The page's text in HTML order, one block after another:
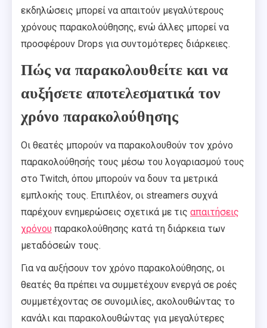
εκδηλώσεις μπορεί να απαιτούν μεγαλύτερους
χρόνους παρακολούθησης, ενώ άλλες μπορεί να
προσφέρουν Drops για συντομότερες διάρκειες.
Πώς να παρακολουθείτε και να
αυξήσετε αποτελεσματικά τον
χρόνο παρακολούθησης
Οι θεατές μπορούν να παρακολουθούν τον χρόνο
παρακολούθησής τους μέσω του λογαριασμού τους
στο Twitch, όπου μπορούν να δουν τα μετρικά
εμπλοκής τους. Επιπλέον, οι streamers συχνά
παρέχουν ενημερώσεις σχετικά με τις απαιτήσεις
χρόνου παρακολούθησης κατά τη διάρκεια των
μεταδόσεών τους.
Για να αυξήσουν τον χρόνο παρακολούθησης, οι
θεατές θα πρέπει να συμμετέχουν ενεργά σε ροές
συμμετέχοντας σε συνομιλίες, ακολουθώντας το
κανάλι και παρακολουθώντας για μεγαλύτερες